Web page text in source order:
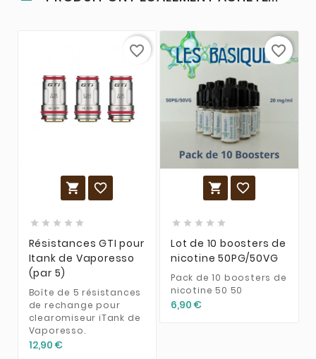
 
    
Résistances GTI pour
Itank de Vaporesso
(par 5)
Boîte de 5 résistances
de rechange pour
clearomiseur iTank de
Vaporesso.
12,90 €
favorite_border
 
    
Lot de 10 boosters de
nicotine 50PG/50VG
Pack de 10 boosters de
nicotine 50 50
6,90 €
favorite_border